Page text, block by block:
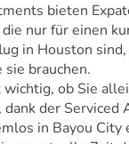
bieten
nur für einen
in Houston
brauchen.
wichtig, ob Sie
dank der Serviced
in Bayou City